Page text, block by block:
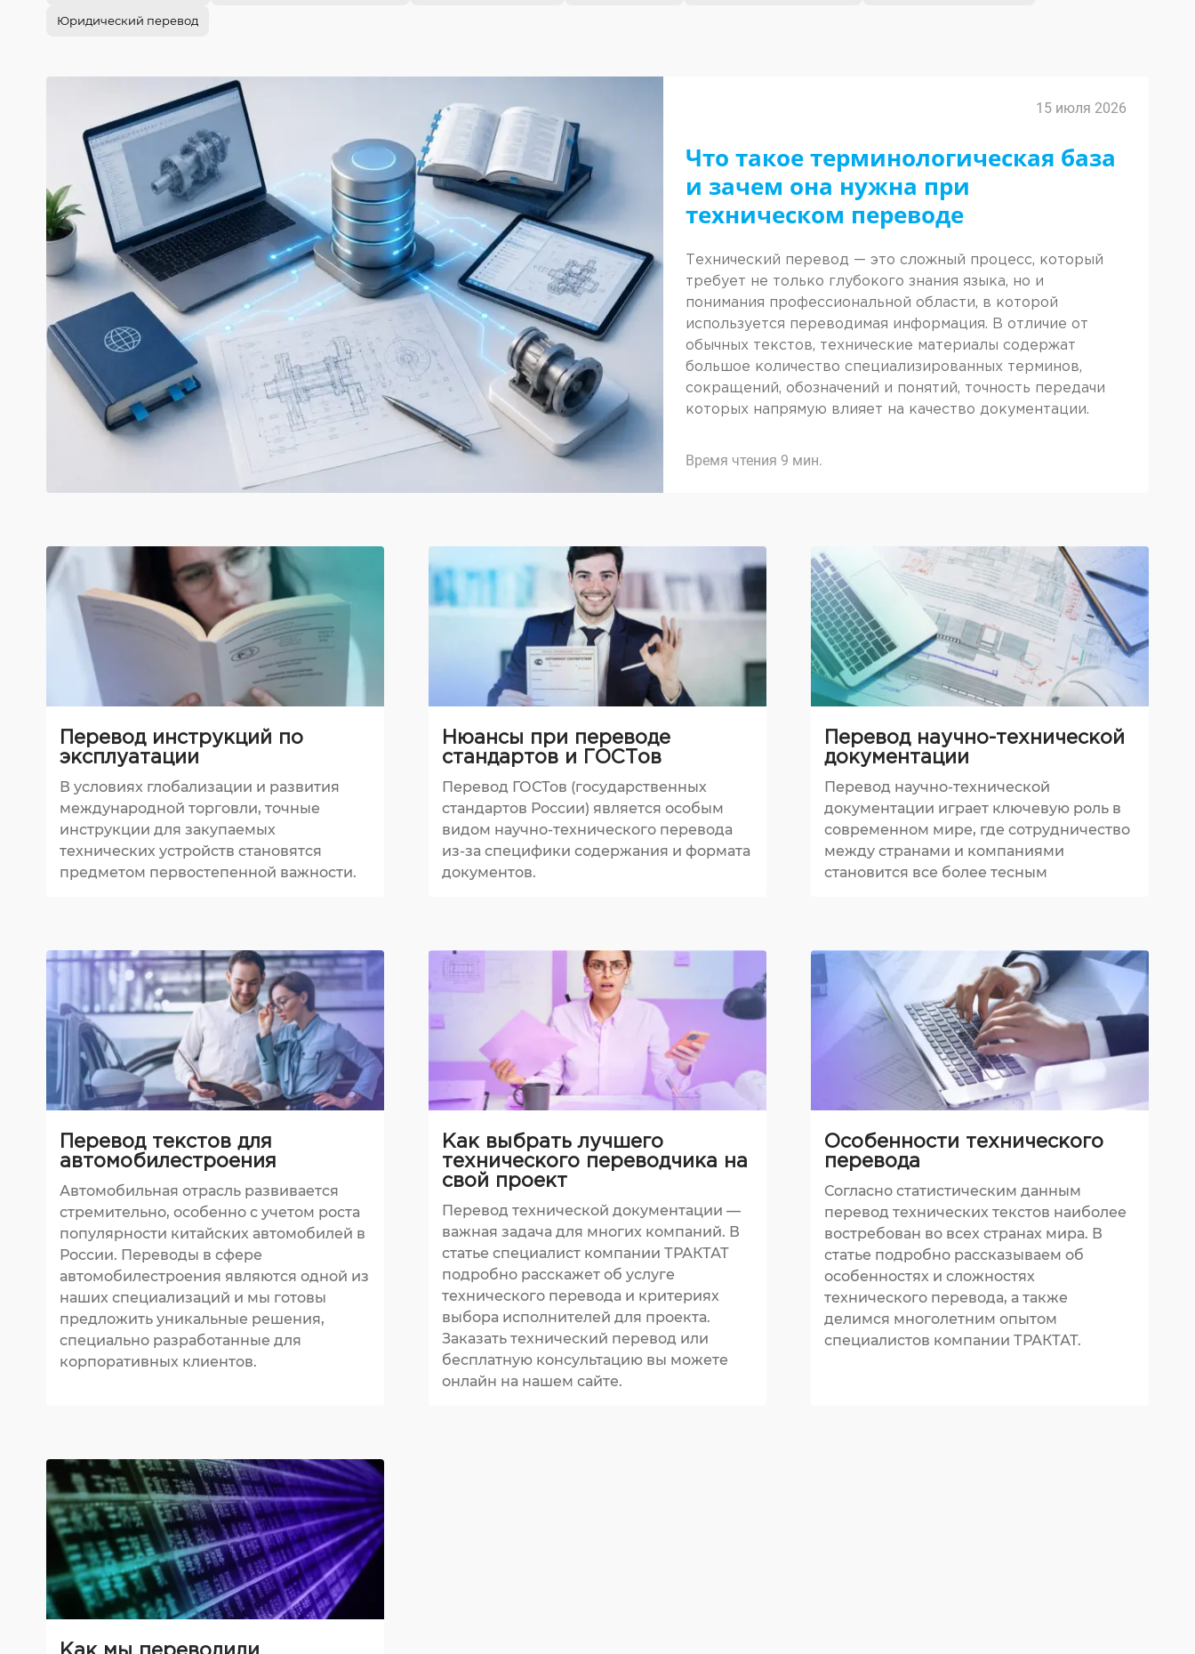
Юридический перевод
15 июля 2026
Что такое терминологическая база
и зачем она нужна при
техническом переводе
Технический перевод — это сложный процесс, который
требует не только глубокого знания языка, но и
понимания профессиональной области, в которой
используется переводимая информация. В отличие от
обычных текстов, технические материалы содержат
большое количество специализированных терминов,
сокращений, обозначений и понятий, точность передачи
которых напрямую влияет на качество документации.
Время чтения 9 мин.
Перевод инструкций по
эксплуатации
В условиях глобализации и развития
международной торговли, точные
инструкции для закупаемых
технических устройств становятся
предметом первостепенной важности.
Нюансы при переводе
стандартов и ГОСТов
Перевод ГОСТов (государственных
стандартов России) является особым
видом научно-технического перевода
из-за специфики содержания и формата
документов.
Перевод научно-технической
документации
Перевод научно-технической
документации играет ключевую роль в
современном мире, где сотрудничество
между странами и компаниями
становится все более тесным
Перевод текстов для
автомобилестроения
Автомобильная отрасль развивается
стремительно, особенно с учетом роста
популярности китайских автомобилей в
России. Переводы в сфере
автомобилестроения являются одной из
наших специализаций и мы готовы
предложить уникальные решения,
специально разработанные для
корпоративных клиентов.
Как выбрать лучшего
технического переводчика на
свой проект
Перевод технической документации —
важная задача для многих компаний. В
статье специалист компании ТРАКТАТ
подробно расскажет об услуге
технического перевода и критериях
выбора исполнителей для проекта.
Заказать технический перевод или
бесплатную консультацию вы можете
онлайн на нашем сайте.
Особенности технического
перевода
Согласно статистическим данным
перевод технических текстов наиболее
востребован во всех странах мира. В
статье подробно рассказываем об
особенностях и сложностях
технического перевода, а также
делимся многолетним опытом
специалистов компании ТРАКТАТ.